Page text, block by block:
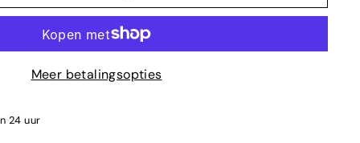
Meer betalingsopties
24 uur